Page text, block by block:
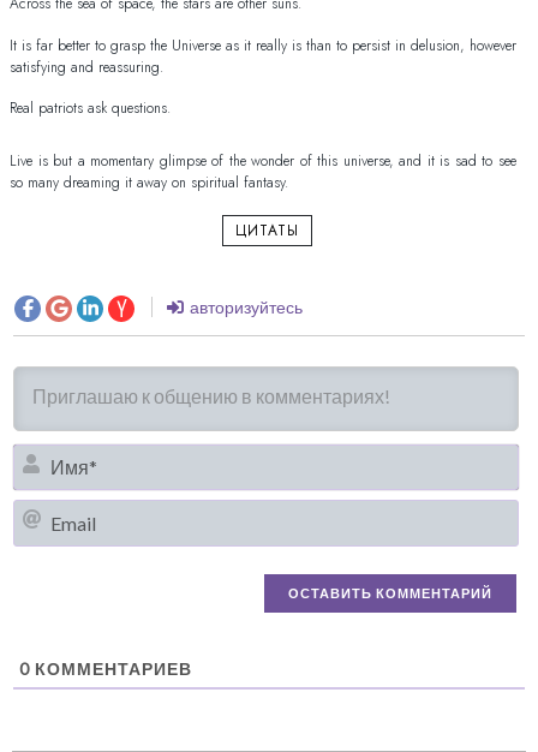
It is far better to grasp the Universe as it really is than to persist in delusion, however
satisfying and reassuring.
Real patriots ask questions.
Live is but a momentary glimpse of the wonder of this universe, and it is sad to see
so many dreaming it away on spiritual fantasy.
ЦИТАТЫ
авторизуйтесь
0 КОММЕНТАРИЕВ